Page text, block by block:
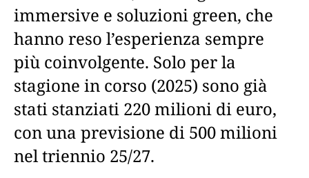
immersive e soluzioni green, che
hanno reso l’esperienza sempre
più coinvolgente. Solo per la
stagione in corso (2025) sono già
stati stanziati 220 milioni di euro,
con una previsione di 500 milioni
nel triennio 25/27.